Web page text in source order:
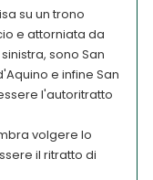
su un trono
e attorniata da
sono San
e infine San
l'autoritratto
volgere lo
il ritratto di